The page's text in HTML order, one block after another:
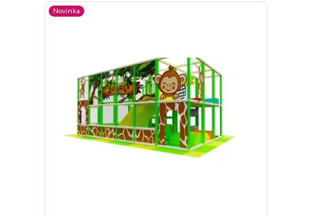
Novinka